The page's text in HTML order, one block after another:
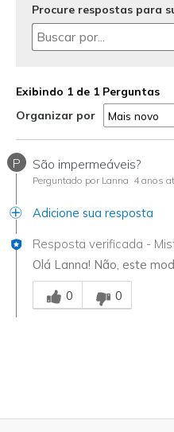
Procure respostas para
Exibindo 1 de 1 Perguntas
Organizar por
P São impermeáveis?
Perguntado por Lanna 4 anos
Adicione sua resposta
Resposta verificada -
Olá Lanna! Não, este
Essa resposta foi útil para
0
0